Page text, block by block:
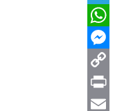
Telegram
WhatsApp
Messenger
Copy
Link
Print